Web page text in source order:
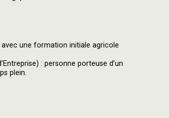
une formation initiale agricole
: personne porteuse d’un
plein.